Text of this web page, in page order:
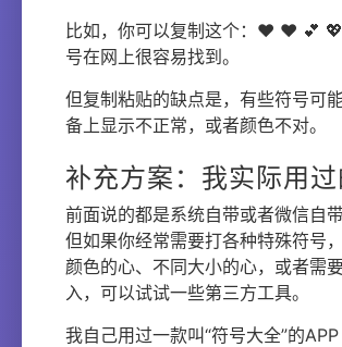
比如，你可以复制这个：♥ ❤ 💕
号在网上很容易找到。
但复制粘贴的缺点是，有些符号可
备上显示不正常，或者颜色不对。
补充方案：我实际用
前面说的都是系统自带或者微信自带
但如果你经常需要打各种特殊符号
颜色的心、不同大小的心，或者需
入，可以试试一些第三方工具。
我自己用过一款叫“符号大全”的